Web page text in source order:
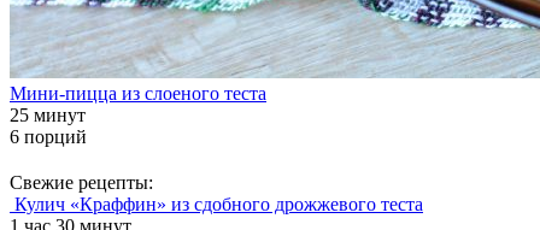
Мини-пицца из слоеного теста
25 минут
6 порций
Свежие рецепты:
Кулич «Краффин» из сдобного дрожжевого теста
1 час 30 минут